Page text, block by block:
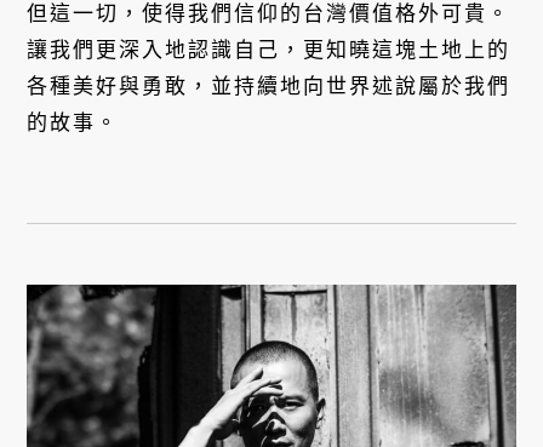
但這一切，使得我們信仰的台灣價值格外可貴。
讓我們更深入地認識自己，更知曉這塊土地上的
各種美好與勇敢，並持續地向世界述說屬於我們
的故事。